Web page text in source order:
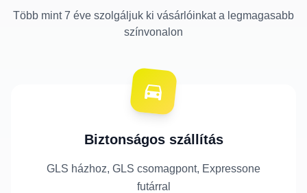
Több mint 7 éve szolgáljuk ki vásárlóinkat a legmagasabb
színvonalon
Biztonságos szállítás
GLS házhoz, GLS csomagpont, Expressone
futárral